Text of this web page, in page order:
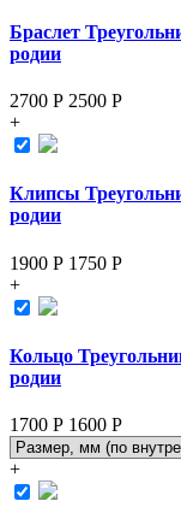
Браслет
родии
2700 Р 2500 Р
+
Клипсы
родии
1900 Р 1750 Р
+
Кольцо
родии
1700 Р 1600 Р
+